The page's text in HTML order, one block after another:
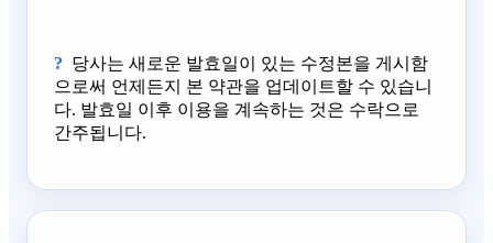
당사는 새로운 발효일이 있는 수정본을 게시함
으로써 언제든지 본 약관을 업데이트할 수 있습니
다. 발효일 이후 이용을 계속하는 것은 수락으로
간주됩니다.